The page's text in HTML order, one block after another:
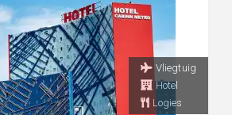
Vliegtuig
Hotel
Logies